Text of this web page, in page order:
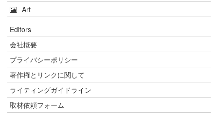
Art
Editors
会社概要
プライバシーポリシー
著作権とリンクに関して
ライティングガイドライン
取材依頼フォーム